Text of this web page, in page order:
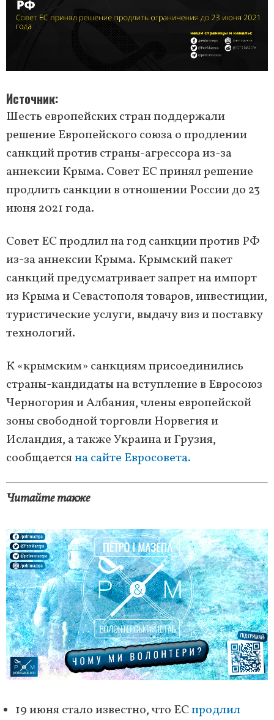
Источник
Шесть европейских стран поддержали
решение Европейского союза о продлении
санкций против страны-агрессора из-за
аннексии Крыма. Совет ЕС принял решение
продлить санкции в отношении России до 23
июня 2021 года.
Совет ЕС продлил на год санкции против РФ
из-за аннексии Крыма. Крымский пакет
санкций предусматривает запрет на импорт
из Крыма и Севастополя товаров, инвестиции,
туристические услуги, выдачу виз и поставку
технологий.
К «крымским» санкциям присоединились
страны-кандидаты на вступление в Евросоюз
Черногория и Албания, члены европейской
зоны свободной торговли Норвегия и
Исландия, а также Украина и Грузия,
сообщаетсяна сайте Евросовета.
Читайте также
19 июня стало известно, что ЕСпродлил